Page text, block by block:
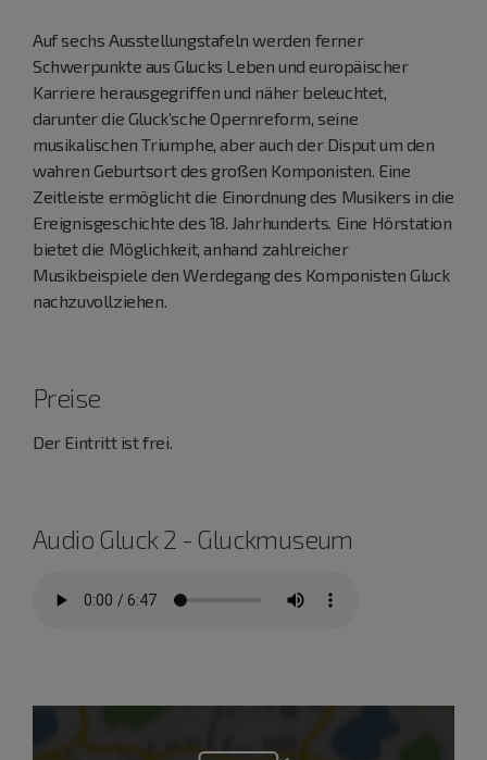
Auf sechs Ausstellungstafeln werden ferner
Schwerpunkte aus Glucks Leben und europäischer
Karriere herausgegriffen und näher beleuchtet,
darunter die Gluck’sche Opernreform, seine
musikalischen Triumphe, aber auch der Disput um den
wahren Geburtsort des großen Komponisten. Eine
Zeitleiste ermöglicht die Einordnung des Musikers in die
Ereignisgeschichte des 18. Jahrhunderts. Eine Hörstation
bietet die Möglichkeit, anhand zahlreicher
Musikbeispiele den Werdegang des Komponisten Gluck
nachzuvollziehen.
Preise
Der Eintritt ist frei.
Audio Gluck 2 - Gluckmuseum